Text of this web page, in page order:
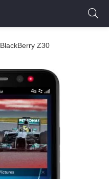
BlackBerry Z30